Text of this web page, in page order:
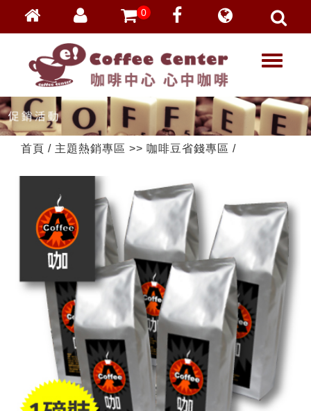
會員登入
忘記密碼
加入會員
VIP登入
VIP申請
0
T
g
l
e
g
a
i
o
首頁 / 主題熱銷專區 >> 咖啡豆省錢專區 /